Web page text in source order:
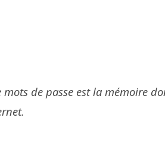
de passe est la mémoire